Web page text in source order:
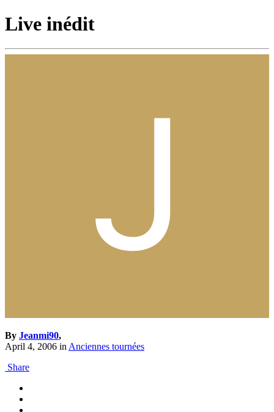
Live inédit
By Jeanmi90,
April 4, 2006 inAnciennes tournées
Share